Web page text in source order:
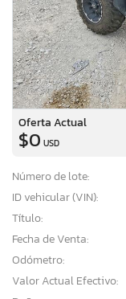
Oferta Actual
$0 USD
Número de lote:
ID vehicular (VIN):
Título:
Fecha de Venta:
Odómetro:
Valor Actual Efectivo: